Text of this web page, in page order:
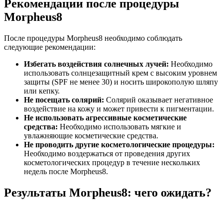
Рекомендации после процедуры
Morpheus8
После процедуры Morpheus8 необходимо соблюдать
следующие рекомендации:
Избегать воздействия солнечных лучей: Необходимо
использовать солнцезащитный крем с высоким уровнем
защиты (SPF не менее 30) и носить широкополую шляпу
или кепку.
Не посещать солярий: Солярий оказывает негативное
воздействие на кожу и может привести к пигментации.
Не использовать агрессивные косметические
средства: Необходимо использовать мягкие и
увлажняющие косметические средства.
Не проводить другие косметологические процедуры:
Необходимо воздержаться от проведения других
косметологических процедур в течение нескольких
недель после Morpheus8.
Результаты Morpheus8: чего ожидать?